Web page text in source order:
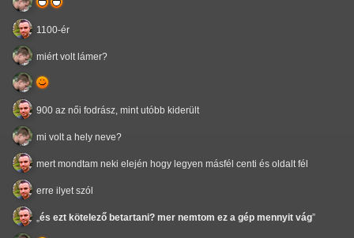
1100-ér
miért volt lámer?
900 az női fodrász, mint utóbb kiderült
mi volt a hely neve?
mert mondtam neki elején hogy legyen másfél centi és oldalt fél
erre ilyet szól
és ezt kötelező betartani? mer nemtom ez a gép mennyit vág